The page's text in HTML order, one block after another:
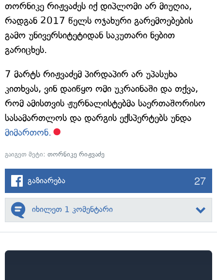
თორნიკე რიჟვაძეს იქ დიპლომი არ მიუღია,
რადგან 2017 წელს ოჯახური გარემოებების
გამო უნივერსიტეტიდან საკუთარი ნებით
გარიცხეს.
7 მარტს რიჟვაძემ პირდაპირ არ უპასუხა
კითხვას, ვინ დაიწყო ომი უკრაინაში და თქვა,
რომ ამისთვის ჟურნალისტებმა საერთაშორისო
სასამართლოს და დარგის ექსპერტებს უნდა
მიმართონ.
გაიგეთ მეტი: თორნიკე რიჟვაძე
გაზიარება 27
იხილეთ 1 კომენტარი